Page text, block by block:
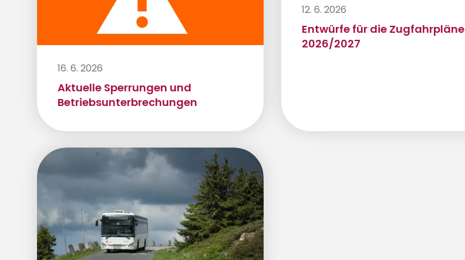
16. 6. 2026
Aktuelle Sperrungen und
Betriebsunterbrechungen
12. 6. 2026
Entwürfe für die Zugfahrpläne
2026/2027